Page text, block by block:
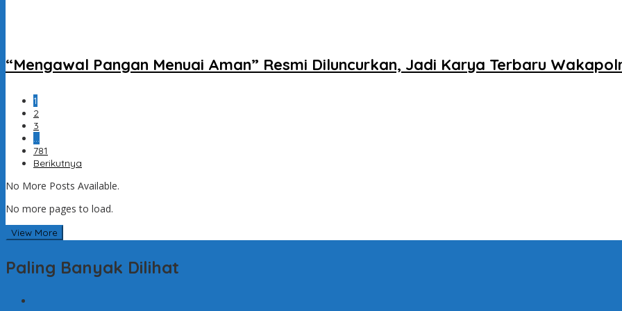
“Mengawal Pangan Menuai Aman” Resmi Diluncurkan, Jadi Karya Terbaru
1
2
3
…
781
Berikutnya
No More Posts Available.
No more pages to load.
View More
Paling Banyak Dilihat